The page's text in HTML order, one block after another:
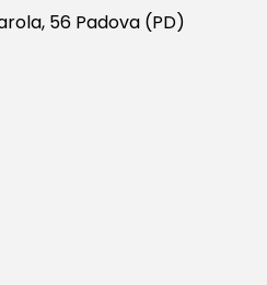
56 Padova (PD)